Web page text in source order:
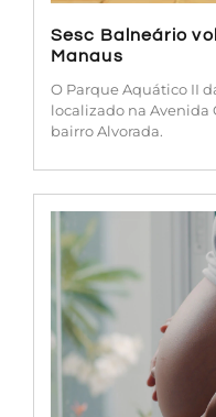
Sesc Balneário
Manaus
O Parque Aquático II
localizado na Avenida
bairro Alvorada.